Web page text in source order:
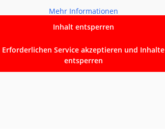
Mehr Informationen
Inhalt entsperren
Erforderlichen Service akzeptieren und Inhalte
entsperren